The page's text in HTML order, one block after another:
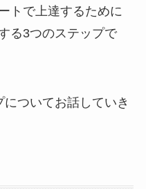
トで上達するために
る3つのステップで
ついてお話していき